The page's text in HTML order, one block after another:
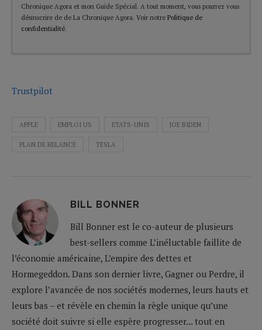
Chronique Agora et mon Guide Spécial. A tout moment, vous pourrez vous
désinscrire de de La Chronique Agora. Voir notre Politique de
confidentialité.
Trustpilot
APPLE EMPLOI US ETATS-UNIS JOE BIDEN
PLAN DE RELANCE TESLA
BILL BONNER
Bill Bonner est le co-auteur de plusieurs
best-sellers comme L’inéluctable faillite de
l’économie américaine, L’empire des dettes et
Hormegeddon. Dans son dernier livre, Gagner ou Perdre, il
explore l’avancée de nos sociétés modernes, leurs hauts et
leurs bas – et révèle en chemin la règle unique qu’une
société doit suivre si elle espère progresser... tout en